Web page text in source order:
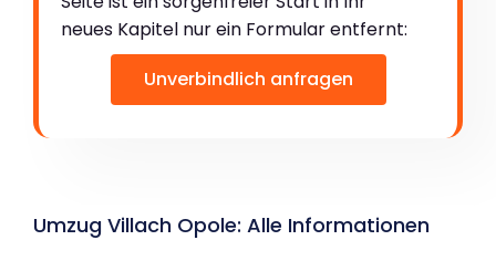
neues Kapitel nur ein Formular entfernt:
Unverbindlich anfragen
Umzug Villach Opole: Alle Informationen